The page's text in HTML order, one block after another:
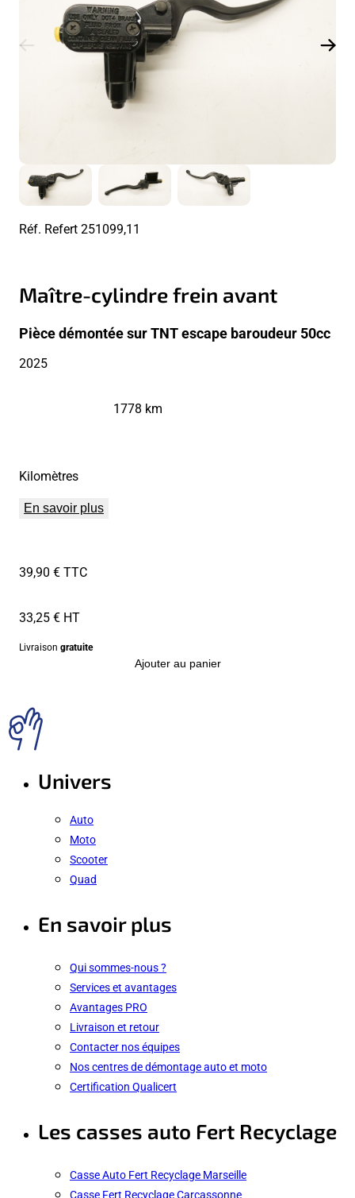
Réf. Refert251099,11
Maître-cylindre frein avant
Pièce démontée sur TNT escape baroudeur 50cc
2025
Kilomètres
1778 km
En savoir plus
39,90 € TTC
33,25 € HT
Livraison gratuite
Ajouter au panier
Univers
Auto
Moto
Scooter
Quad
En savoir plus
Qui sommes-nous ?
Services et avantages
Avantages PRO
Livraison et retour
Contacter nos équipes
Nos centres de démontage auto et moto
Certification Qualicert
Les casses auto Fert Recyclage
Casse Auto Fert Recyclage Marseille
Casse Fert Recyclage Carcassonne